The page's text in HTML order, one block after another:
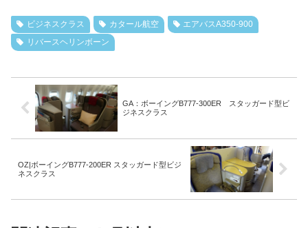
ビジネスクラス カタール航空
エアバスA350-900
リバースヘリンボーン
GA：ボーイングB777-300ER スタッガード型ビ
ジネスクラス
OZ|ボーイングB777-200ER スタッガード型ビジ
ネスクラス